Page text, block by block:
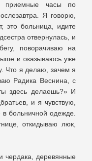
приемные часы по
Я говорю,
это больница, идите
отвернулась, и
поворачиваю на
и оказываюсь уже
Что я делаю, зачем я
Радика Веснина, с
здесь делаешь?» И
и я чувствую,
больничной одежде.
откидываю люк,
чердака, деревянные